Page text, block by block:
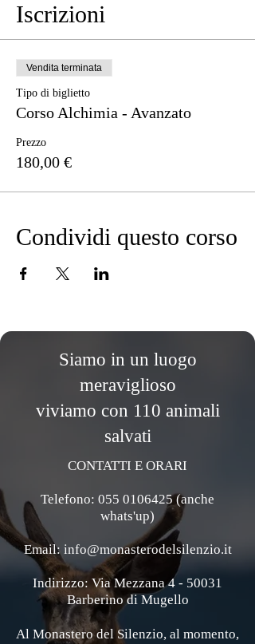
Iscrizioni
Vendita terminata
Tipo di biglietto
Corso Alchimia - Avanzato
Prezzo
180,00 €
Condividi questo corso
Siamo in un luogo
meraviglioso
viviamo con 110 animali
salvati
CONTATTI E ORARI
Telefono: 055 0106425 (anche
whats'up)
Email: info@monasterodelsilenzio.it
Indirizzo: Via Mezzana 4 - 50031
Barberino di Mugello
Al Monastero del Silenzio, al momento,